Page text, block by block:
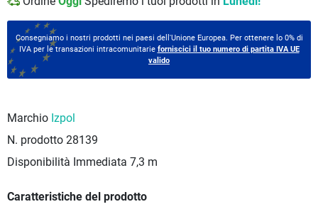
Consegniamo i nostri prodotti nei paesi dell'Unione Europea. Per ottenere lo 0% di
IVA per le transazioni intracomunitarie forniscici il tuo numero di partita IVA UE
valido
Marchio Izpol
N. prodotto 28139
Disponibilità Immediata 7,3 m
Caratteristiche del prodotto